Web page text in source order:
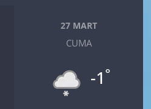
27 MART
CUMA
-1 °